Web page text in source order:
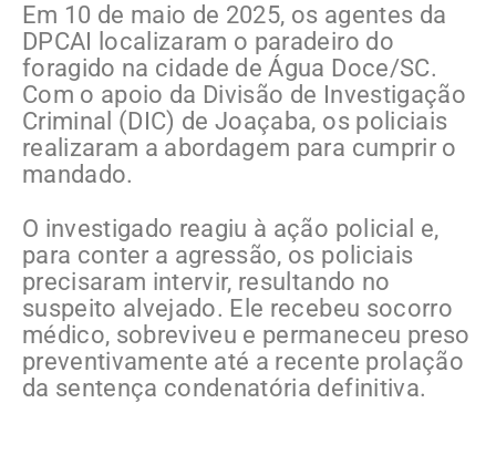
Em 10 de maio de 2025, os agentes da
DPCAI localizaram o paradeiro do
foragido na cidade de Água Doce/SC.
Com o apoio da Divisão de Investigação
Criminal (DIC) de Joaçaba, os policiais
realizaram a abordagem para cumprir o
mandado.
O investigado reagiu à ação policial e,
para conter a agressão, os policiais
precisaram intervir, resultando no
suspeito alvejado. Ele recebeu socorro
médico, sobreviveu e permaneceu preso
preventivamente até a recente prolação
da sentença condenatória definitiva.